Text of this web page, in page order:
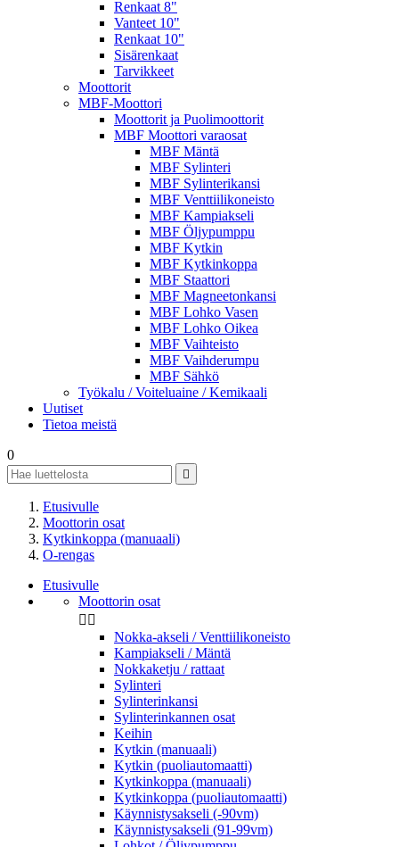
Renkaat 8"
Vanteet 10"
Renkaat 10"
Sisärenkaat
Tarvikkeet
Moottorit
MBF-Moottori
Moottorit ja Puolimoottorit
MBF Moottori varaosat
MBF Mäntä
MBF Sylinteri
MBF Sylinterikansi
MBF Venttiilikoneisto
MBF Kampiakseli
MBF Öljypumppu
MBF Kytkin
MBF Kytkinkoppa
MBF Staattori
MBF Magneetonkansi
MBF Lohko Vasen
MBF Lohko Oikea
MBF Vaihteisto
MBF Vaihderumpu
MBF Sähkö
Työkalu / Voiteluaine / Kemikaali
Uutiset
Tietoa meistä
0

Etusivulle
Moottorin osat
Kytkinkoppa (manuaali)
O-rengas
Etusivulle
Moottorin osat
 
Nokka-akseli / Venttiilikoneisto
Kampiakseli / Mäntä
Nokkaketju / rattaat
Sylinteri
Sylinterinkansi
Sylinterinkannen osat
Keihin
Kytkin (manuaali)
Kytkin (puoliautomaatti)
Kytkinkoppa (manuaali)
Kytkinkoppa (puoliautomaatti)
Käynnistysakseli (-90vm)
Käynnistysakseli (91-99vm)